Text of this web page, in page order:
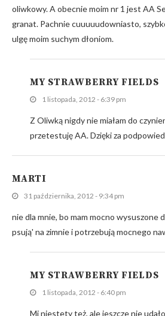
oliwkowy. A obecnie moim nr 1 jest AA
granat. Pachnie cuuuuudowniasto,
ulgę moim suchym dłoniom.
MY STRAWBERRY FIELDS
1 listopada, 2012 - 6:39 pm
Z Oliwką nigdy nie miałam do
przetestuję AA. Dzięki za
MARTI
31 października, 2012 - 9:34 pm
nie dla mnie, bo mam mocno wysuszone
psują' na zimnie i potrzebują mocnego
MY STRAWBERRY FIELDS
1 listopada, 2012 - 6:40 pm
Mi niestety też, ale jeszcze nie